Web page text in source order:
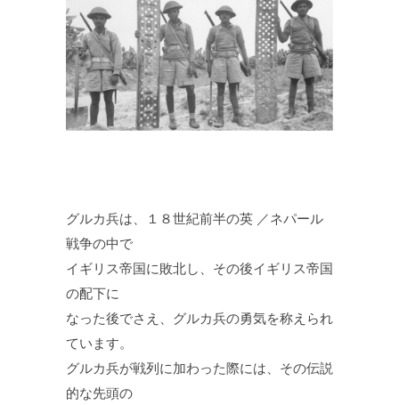
グルカ兵は、１８世紀前半の英 ／ネパール
戦争の中で
イギリス帝国に敗北し、その後イギリス帝国
の配下に
なった後でさえ、グルカ兵の勇気を称えられ
ています。
グルカ兵が戦列に加わった際には、その伝説
的な先頭の